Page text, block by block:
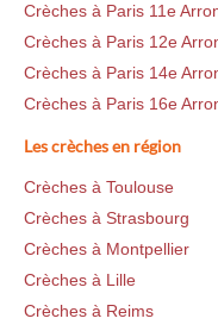
Crèches à Paris 11e
Crèches à Paris 12e
Crèches à Paris 14e
Crèches à Paris 16e
Les crèches en région
Crèches à Toulouse
Crèches à Strasbourg
Crèches à Montpellier
Crèches à Lille
Crèches à Reims